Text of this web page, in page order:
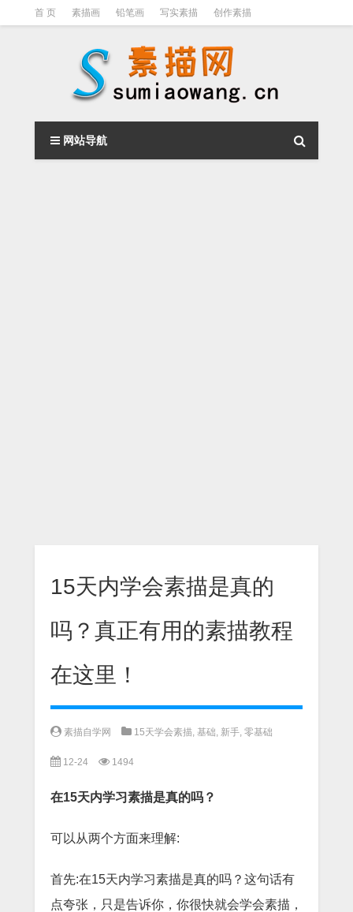
首 页 素描画 铅笔画 写实素描 创作素描
素描视频教程
网站导航
15天内学会素描是真的
吗？真正有用的素描教程
在这里！
素描自学网 15天学会素描, 基础, 新手, 零基础
12-24 1494
在15天内学习素描是真的吗？
可以从两个方面来理解:
首先:在15天内学习素描是真的吗？这句话有
点夸张，只是告诉你，你很快就会学会素描，